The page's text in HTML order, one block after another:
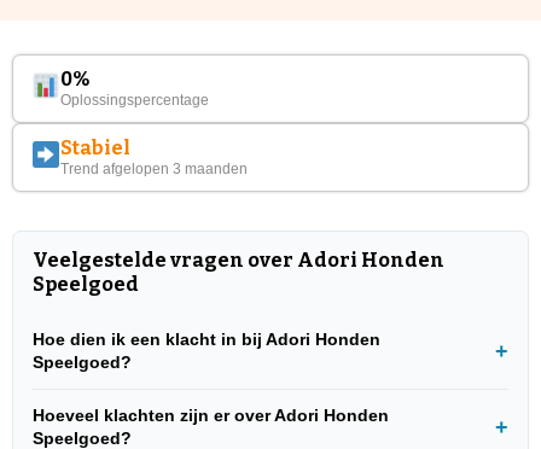
0%
Oplossingspercentage
Stabiel
Trend afgelopen 3 maanden
Veelgestelde vragen over Adori Honden
Speelgoed
Hoe dien ik een klacht in bij Adori Honden
Speelgoed?
Hoeveel klachten zijn er over Adori Honden
Speelgoed?